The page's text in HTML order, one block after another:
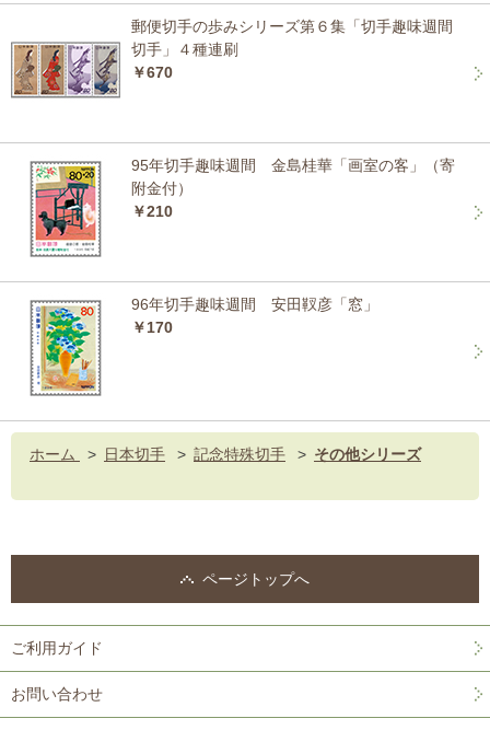
郵便切手の歩みシリーズ第６集「切手趣味週間
切手」４種連刷
￥670
95年切手趣味週間 金島桂華「画室の客」（寄
附金付）
￥210
96年切手趣味週間 安田靫彦「窓」
￥170
ホーム > 日本切手 > 記念特殊切手 > その他シリーズ
ページトップへ
ご利用ガイド
お問い合わせ